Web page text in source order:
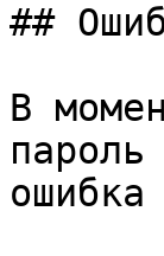
##
В
ошибка